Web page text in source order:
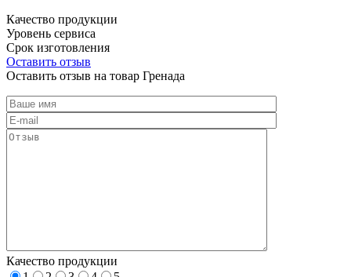
Качество продукции
Уровень сервиса
Срок изготовления
Оставить отзыв
Оставить отзыв на товар Гренада
Качество продукции